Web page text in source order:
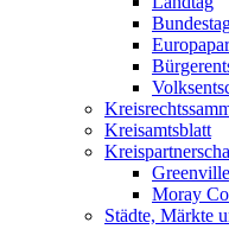
Kreisamtsblatt
Moray
Städte, Märkte